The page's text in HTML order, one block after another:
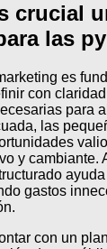
crucial
las
es
con
para
las
y cambiante.
gastos
con un